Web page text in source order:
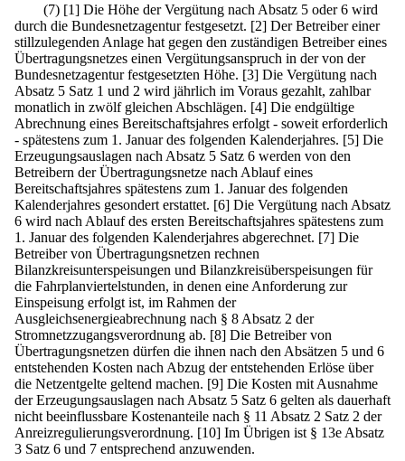
(7) [1] Die Höhe der Vergütung nach Absatz 5 oder 6 wird
durch die Bundesnetzagentur festgesetzt. [2] Der Betreiber einer
stillzulegenden Anlage hat gegen den zuständigen Betreiber eines
Übertragungsnetzes einen Vergütungsanspruch in der von der
Bundesnetzagentur festgesetzten Höhe. [3] Die Vergütung nach
Absatz 5 Satz 1 und 2 wird jährlich im Voraus gezahlt, zahlbar
monatlich in zwölf gleichen Abschlägen. [4] Die endgültige
Abrechnung eines Bereitschaftsjahres erfolgt - soweit erforderlich
- spätestens zum 1. Januar des folgenden Kalenderjahres. [5] Die
Erzeugungsauslagen nach Absatz 5 Satz 6 werden von den
Betreibern der Übertragungsnetze nach Ablauf eines
Bereitschaftsjahres spätestens zum 1. Januar des folgenden
Kalenderjahres gesondert erstattet. [6] Die Vergütung nach Absatz
6 wird nach Ablauf des ersten Bereitschaftsjahres spätestens zum
1. Januar des folgenden Kalenderjahres abgerechnet. [7] Die
Betreiber von Übertragungsnetzen rechnen
Bilanzkreisunterspeisungen und Bilanzkreisüberspeisungen für
die Fahrplanviertelstunden, in denen eine Anforderung zur
Einspeisung erfolgt ist, im Rahmen der
Ausgleichsenergieabrechnung nach § 8 Absatz 2 der
Stromnetzzugangsverordnung ab. [8] Die Betreiber von
Übertragungsnetzen dürfen die ihnen nach den Absätzen 5 und 6
entstehenden Kosten nach Abzug der entstehenden Erlöse über
die Netzentgelte geltend machen. [9] Die Kosten mit Ausnahme
der Erzeugungsauslagen nach Absatz 5 Satz 6 gelten als dauerhaft
nicht beeinflussbare Kostenanteile nach § 11 Absatz 2 Satz 2 der
Anreizregulierungsverordnung. [10] Im Übrigen ist § 13e Absatz
3 Satz 6 und 7 entsprechend anzuwenden.